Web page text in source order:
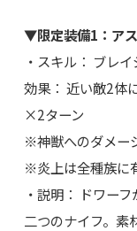
▼限定装備1：ア
・スキル： ブレ
効果： 近い敵2体
×2ターン
※神獣へのダメー
※炎上は全種族に
・説明： ドワー
二つのナイフ。素